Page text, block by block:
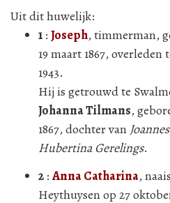
Uit dit huwelijk:
1 : Joseph, timmerman,
19 maart 1867,
1943.
Hij is getrouwd te
Johanna Tilmans,
1867, dochter van
Hubertina Gerelings.
2 :Anna Catharina,
Heythuysen op 27